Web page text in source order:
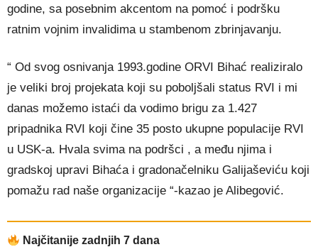
godine, sa posebnim akcentom na pomoć i podršku
ratnim vojnim invalidima u stambenom zbrinjavanju.
“ Od svog osnivanja 1993.godine ORVI Bihać realiziralo
je veliki broj projekata koji su poboljšali status RVI i mi
danas možemo istaći da vodimo brigu za 1.427
pripadnika RVI koji čine 35 posto ukupne populacije RVI
u USK-a. Hvala svima na podršci , a među njima i
gradskoj upravi Bihaća i gradonačelniku Galijaševiću koji
pomažu rad naše organizacije “-kazao je Alibegović.
Najčitanije zadnjih 7 dana